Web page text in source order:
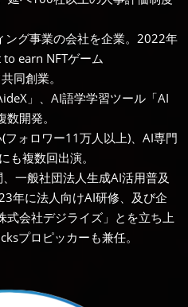
ング事業の会社を企業。2022年
earn NFTゲーム
同創業。
」、AI語学学習ツール「AI
開発。
ォロワー11万人以上)、AI専門
も複数回出演。
一般社団法人生成AI活用普及
年に法人向けAI研修、及び企
式会社デジライズ」とを立ち上
プロピッカーも兼任。